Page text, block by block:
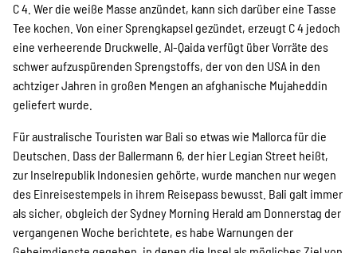
Kampagne
Stellenangebote
Werde Mitglied
Newsletter abonnieren
C 4. Wer die weiße Masse anzündet, kann sich darüber eine Tasse
Tee kochen. Von einer Sprengkapsel gezündet, erzeugt C 4 jedoch
eine verheerende Druckwelle. Al-Qaida verfügt über Vorräte des
schwer aufzuspürenden Sprengstoffs, der von den USA in den
achtziger Jahren in großen Mengen an afghanische Mujaheddin
geliefert wurde.
Für australische Touristen war Bali so etwas wie Mallorca für die
Deutschen. Dass der Ballermann 6, der hier Legian Street heißt,
zur Inselrepublik Indonesien gehörte, wurde manchen nur wegen
des Einreisestempels in ihrem Reisepass bewusst. Bali galt immer
als sicher, obgleich der Sydney Morning Herald am Donnerstag der
vergangenen Woche berichtete, es habe Warnungen der